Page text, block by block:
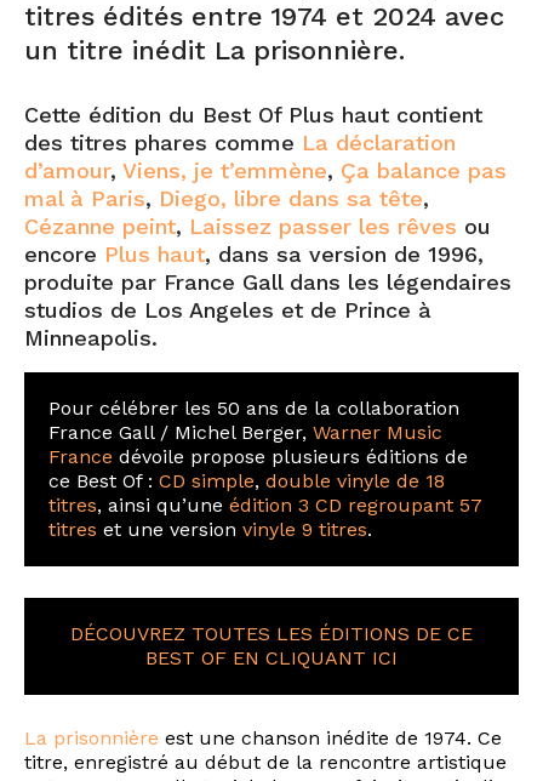
titres édités entre 1974 et 2024 avec
un titre inédit La prisonnière.
Cette édition du Best Of Plus haut contient
des titres phares comme La déclaration
d’amour, Viens, je t’emmène, Ça balance pas
mal à Paris, Diego, libre dans sa tête,
Cézanne peint, Laissez passer les rêves ou
encore Plus haut, dans sa version de 1996,
produite par France Gall dans les légendaires
studios de Los Angeles et de Prince à
Minneapolis.
Pour célébrer les 50 ans de la collaboration
France Gall / Michel Berger, Warner Music
France dévoile propose plusieurs éditions de
ce Best Of : CD simple, double vinyle de 18
titres, ainsi qu’une édition 3 CD regroupant 57
titres et une version vinyle 9 titres.
DÉCOUVREZ TOUTES LES ÉDITIONS DE CE
BEST OF EN CLIQUANT ICI
La prisonnière est une chanson inédite de 1974. Ce
titre, enregistré au début de la rencontre artistique